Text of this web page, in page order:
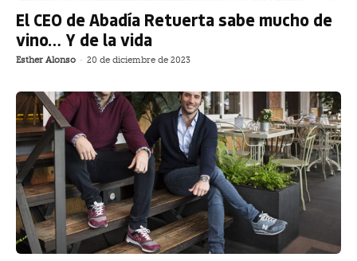
El CEO de Abadía Retuerta sabe mucho de
vino… Y de la vida
Esther Alonso - 20 de diciembre de 2023